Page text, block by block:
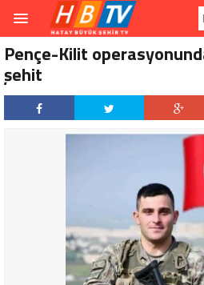
Pençe-Kilit
şehit